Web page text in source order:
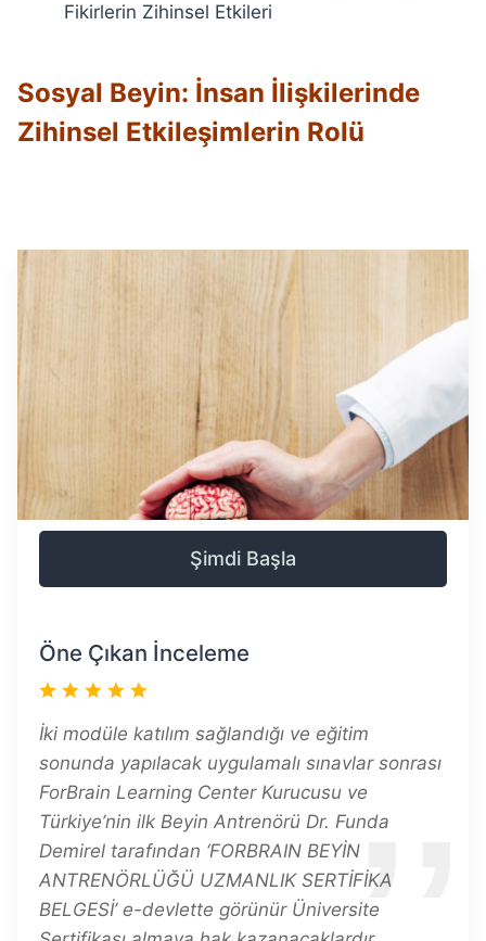
Fikirlerin Zihinsel Etkileri
Sosyal Beyin: İnsan İlişkilerinde
Zihinsel Etkileşimlerin Rolü
Şimdi Başla
Öne Çıkan İnceleme
İki modüle katılım sağlandığı ve eğitim
sonunda yapılacak uygulamalı sınavlar sonrası
ForBrain Learning Center Kurucusu ve
Türkiye’nin ilk Beyin Antrenörü Dr. Funda
Demirel tarafından ‘FORBRAIN BEYİN
ANTRENÖRLÜĞÜ UZMANLIK SERTİFİKA
BELGESİ’ e-devlette görünür Üniversite